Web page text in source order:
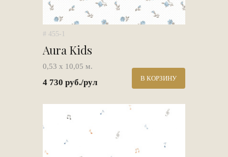
# 455-1
Aura Kids
0,53 х 10,05 м.
4 730 руб./рул В КОРЗИНУ